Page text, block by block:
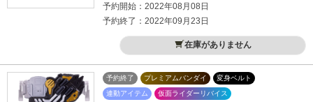
予約開始：2022年08月08日
予約終了：2022年09月23日
在庫がありません
予約終了 プレミアムバンダイ
変身ベルト
連動アイテム
仮面ライダーリバイス